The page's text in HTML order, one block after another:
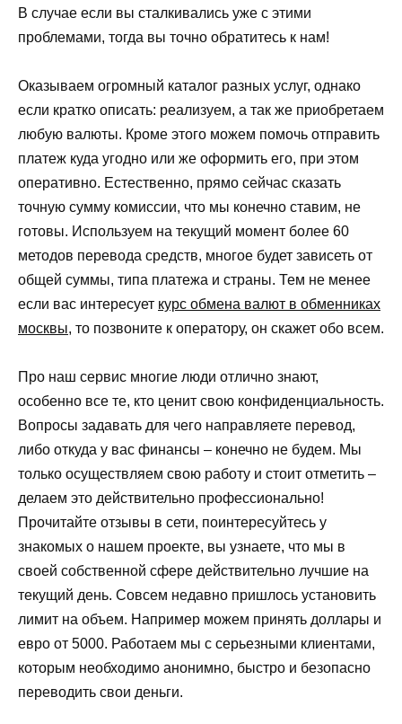
В случае если вы сталкивались уже с этими
проблемами, тогда вы точно обратитесь к нам!
Оказываем огромный каталог разных услуг, однако
если кратко описать: реализуем, а так же приобретаем
любую валюты. Кроме этого можем помочь отправить
платеж куда угодно или же оформить его, при этом
оперативно. Естественно, прямо сейчас сказать
точную сумму комиссии, что мы конечно ставим, не
готовы. Используем на текущий момент более 60
методов перевода средств, многое будет зависеть от
общей суммы, типа платежа и страны. Тем не менее
если вас интересует курс обмена валют в обменниках
москвы, то позвоните к оператору, он скажет обо всем.
Про наш сервис многие люди отлично знают,
особенно все те, кто ценит свою конфиденциальность.
Вопросы задавать для чего направляете перевод,
либо откуда у вас финансы – конечно не будем. Мы
только осуществляем свою работу и стоит отметить –
делаем это действительно профессионально!
Прочитайте отзывы в сети, поинтересуйтесь у
знакомых о нашем проекте, вы узнаете, что мы в
своей собственной сфере действительно лучшие на
текущий день. Совсем недавно пришлось установить
лимит на объем. Например можем принять доллары и
евро от 5000. Работаем мы с серьезными клиентами,
которым необходимо анонимно, быстро и безопасно
переводить свои деньги.